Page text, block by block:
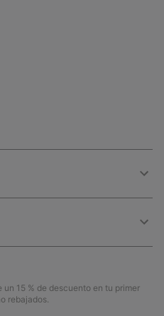
15 % de descuento en tu primer
rebajados.